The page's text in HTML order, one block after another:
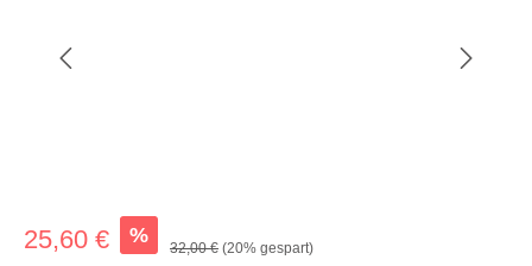
25,60 € %
32,00 € (20% gespart)